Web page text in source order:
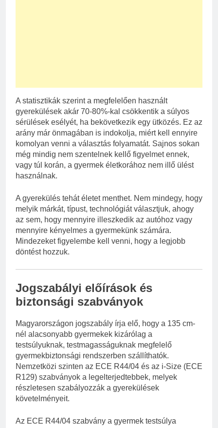
A statisztikák szerint a megfelelően használt
gyerekülések akár 70-80%-kal csökkentik a súlyos
sérülések esélyét, ha bekövetkezik egy ütközés. Ez az
arány már önmagában is indokolja, miért kell ennyire
komolyan venni a választás folyamatát. Sajnos sokan
még mindig nem szentelnek kellő figyelmet ennek,
vagy túl korán, a gyermek életkorához nem illő ülést
használnak.
A gyerekülés tehát életet menthet. Nem mindegy, hogy
melyik márkát, típust, technológiát választjuk, ahogy
az sem, hogy mennyire illeszkedik az autóhoz vagy
mennyire kényelmes a gyermekünk számára.
Mindezeket figyelembe kell venni, hogy a legjobb
döntést hozzuk.
Jogszabályi előírások és
biztonsági szabványok
Magyarországon jogszabály írja elő, hogy a 135 cm-
nél alacsonyabb gyermekek kizárólag a
testsúlyuknak, testmagasságuknak megfelelő
gyermekbiztonsági rendszerben szállíthatók.
Nemzetközi szinten az ECE R44/04 és az i-Size (ECE
R129) szabványok a legelterjedtebbek, melyek
részletesen szabályozzák a gyerekülések
követelményeit.
Az ECE R44/04 szabvány a gyermek testsúlya